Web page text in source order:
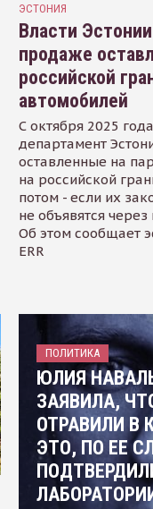
ЭСТОНИЯ
Власти
продаже
российской
автомобилей
С октября 2025
департамент
оставленные на
на российской
потом - если их
не объявятся
Об этом сообщает
ERR
ПОЛИТИКА
ЮЛИЯ
ЗАЯВИЛА,
ОТРАВИЛИ В
ЭТО, ПО ЕЕ